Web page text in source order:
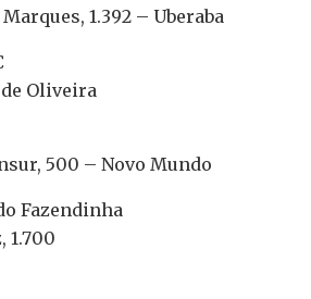
1.392 – Uberaba
Oliveira
500 – Novo Mundo
Fazendinha
1.700